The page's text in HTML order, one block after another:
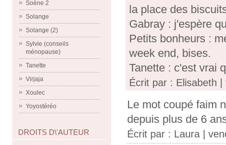
Soène 2
Solange
Solange (2)
Sylvie (conseils
ménopause)
Tanette
Virjaja
Xoulec
Yoyostéréo
DROITS D\'AUTEUR
la place des
Gabray : j'espère
Petits bonheurs :
week end, bises.
Tanette : c'est vrai
Écrit par : Elisabeth
Le mot coupé faim
depuis plus de 6
Écrit par : Laura |